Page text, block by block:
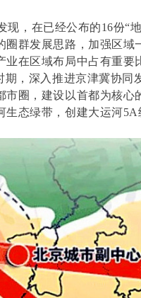
，在已经公布的16份“
群发展思路，加强区域
在区域布局中占有重要
，深入推进京津冀协同
圈，建设以首都为核心
态绿带，创建大运河